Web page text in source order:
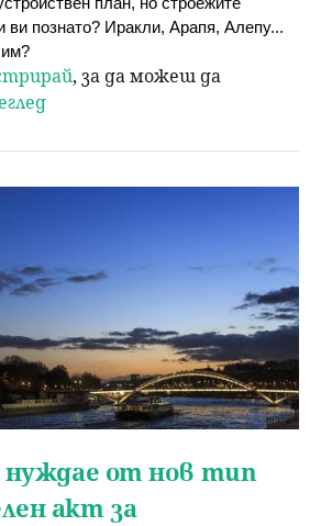
ви познато? Иракли, Арапя, Алепу...
, за да можеш да
нуждае от нов тип
акт за